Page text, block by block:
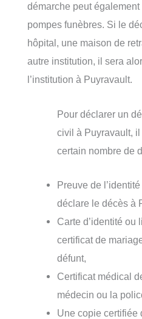
démarche peut
pompes funèbres. Si le
hôpital, une maison de
autre institution, il sera
l’institution à Puyravault.
Pour déclarer un
civil à Puyravault,
certain nombre de
Preuve de
déclare le décès à
Carte d’identité ou
certificat de
défunt,
Certificat médical
médecin ou la
Une copie certifiée